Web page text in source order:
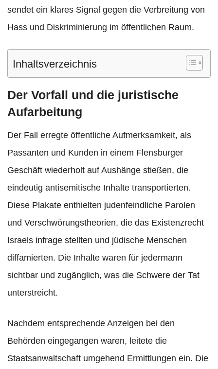
sendet ein klares Signal gegen die Verbreitung von
Hass und Diskriminierung im öffentlichen Raum.
Inhaltsverzeichnis
Der Vorfall und die juristische
Aufarbeitung
Der Fall erregte öffentliche Aufmerksamkeit, als
Passanten und Kunden in einem Flensburger
Geschäft wiederholt auf Aushänge stießen, die
eindeutig antisemitische Inhalte transportierten.
Diese Plakate enthielten judenfeindliche Parolen
und Verschwörungstheorien, die das Existenzrecht
Israels infrage stellten und jüdische Menschen
diffamierten. Die Inhalte waren für jedermann
sichtbar und zugänglich, was die Schwere der Tat
unterstreicht.
Nachdem entsprechende Anzeigen bei den
Behörden eingegangen waren, leitete die
Staatsanwaltschaft umgehend Ermittlungen ein. Die